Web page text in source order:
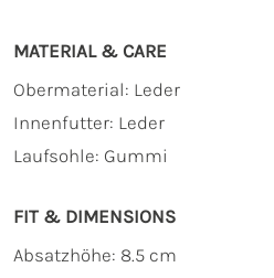
MATERIAL & CARE
Obermaterial: Leder
Innenfutter: Leder
Laufsohle: Gummi
FIT & DIMENSIONS
Absatzhöhe: 8.5 cm